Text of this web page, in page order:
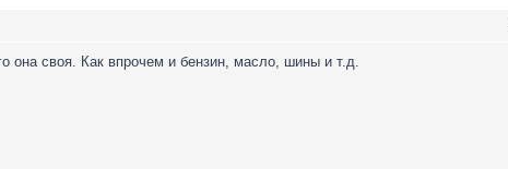
она своя. Как впрочем и бензин, масло, шины и т.д.